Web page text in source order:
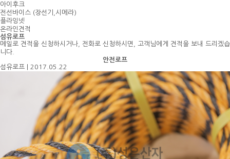
아이후크
전선바이스 (장선기,시메라)
플라잉넷
온라인견적
섬유로프
메일로 견적을 신청하시거나, 전화로 신청하시면, 고객님에게 견적을 보내 드리겠습
니다.
안전로프
섬유로프
2017.05.22